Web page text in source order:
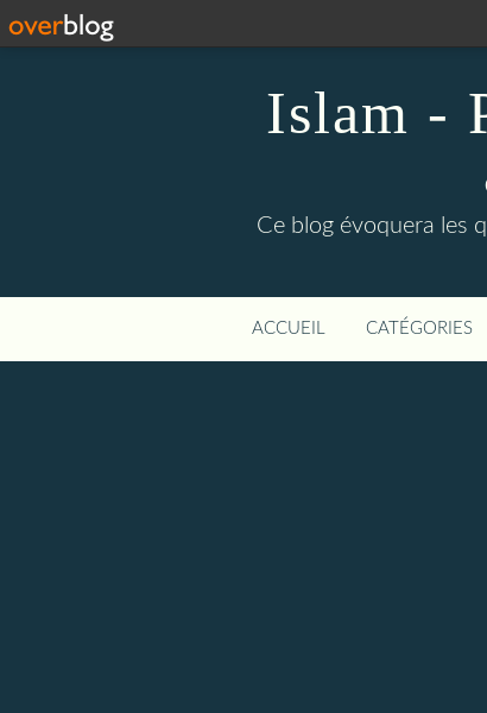
Islam -
Ce blog évoquera les
ACCUEIL CATÉGORIES